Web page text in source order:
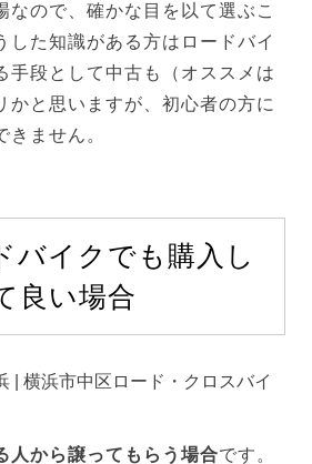
なので、確かな目を以て選ぶこ
した知識がある方はロードバイ
手段として中古も（オススメは
かと思いますが、初心者の方に
きません。
バイクでも購入し
良い場合
人から譲ってもらう場合です。